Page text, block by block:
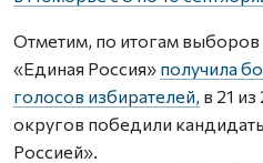
Отметим, по итогам выборов
«Единая Россия» получила
голосов избирателей, в 21
округов победили
Россией».